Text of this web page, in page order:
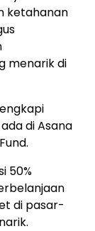
ketahanan
menarik di
di Asana
50%
di pasar-